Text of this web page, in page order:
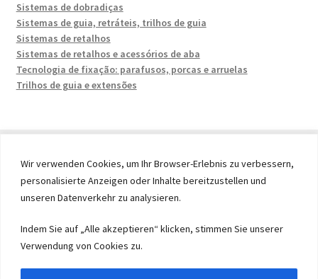
Wir verwenden Cookies, um Ihr Browser-Erlebnis zu verbessern,
personalisierte Anzeigen oder Inhalte bereitzustellen und
unseren Datenverkehr zu analysieren.
Indem Sie auf „Alle akzeptieren“ klicken, stimmen Sie unserer
Verwendung von Cookies zu.
Sistemas de dobradiças
Sistemas de guia, retráteis, trilhos de guia
Sistemas de retalhos
Sistemas de retalhos e acessórios de aba
Tecnologia de fixação: parafusos, porcas e arruelas
Trilhos de guia e extensões
© 2026 by UMAXO Germany, member of the ERUON Group.
High quality Fittings, mechanical Components and
Fasteners